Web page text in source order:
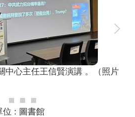
中心主任王信賢演講 。（照片
位 : 圖書館